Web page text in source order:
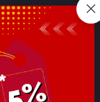
সাবস্ক্রাইব